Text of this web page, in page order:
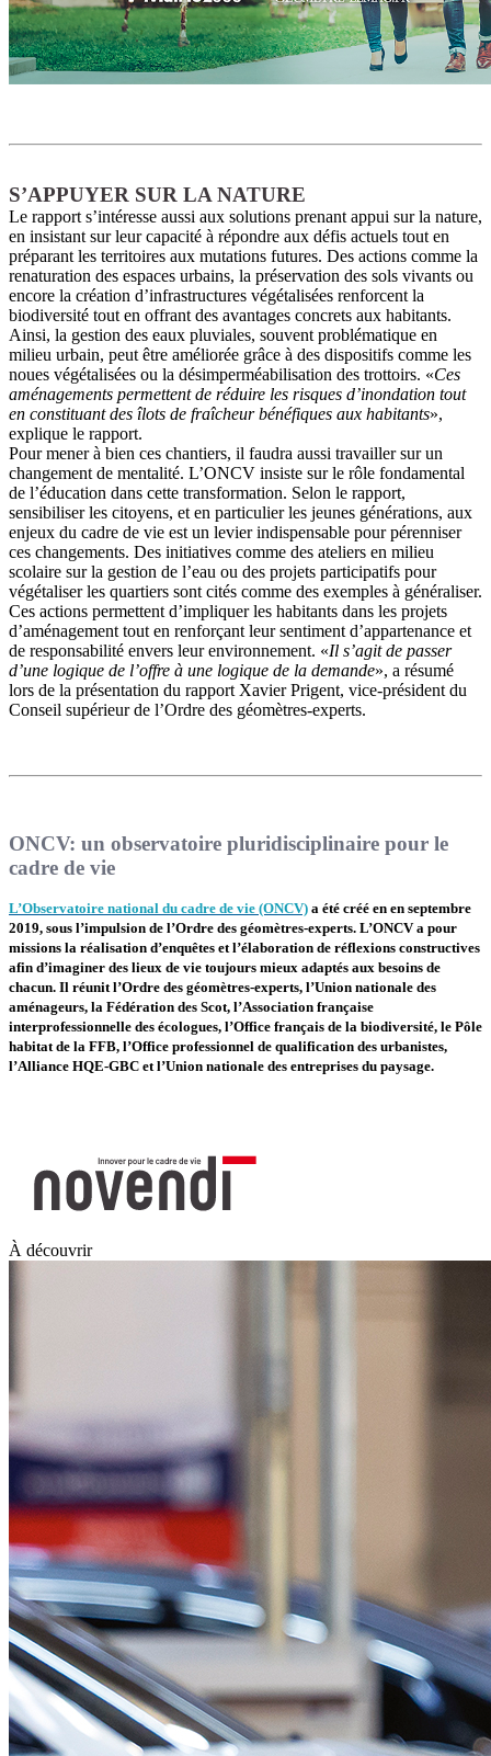
S’APPUYER SUR LA NATURE
Le rapport s’intéresse aussi aux solutions prenant appui sur la nature,
en insistant sur leur capacité à répondre aux défis actuels tout en
préparant les territoires aux mutations futures. Des actions comme la
renaturation des espaces urbains, la préservation des sols vivants ou
encore la création d’infrastructures végétalisées renforcent la
biodiversité tout en offrant des avantages concrets aux habitants.
Ainsi, la gestion des eaux pluviales, souvent problématique en
milieu urbain, peut être améliorée grâce à des dispositifs comme les
noues végétalisées ou la désimperméabilisation des trottoirs. «Ces
aménagements permettent de réduire les risques d’inondation tout
en constituant des îlots de fraîcheur bénéfiques aux habitants»,
explique le rapport.
Pour mener à bien ces chantiers, il faudra aussi travailler sur un
changement de mentalité. L’ONCV insiste sur le rôle fondamental
de l’éducation dans cette transformation. Selon le rapport,
sensibiliser les citoyens, et en particulier les jeunes générations, aux
enjeux du cadre de vie est un levier indispensable pour pérenniser
ces changements. Des initiatives comme des ateliers en milieu
scolaire sur la gestion de l’eau ou des projets participatifs pour
végétaliser les quartiers sont cités comme des exemples à généraliser.
Ces actions permettent d’impliquer les habitants dans les projets
d’aménagement tout en renforçant leur sentiment d’appartenance et
de responsabilité envers leur environnement. «Il s’agit de passer
d’une logique de l’offre à une logique de la demande», a résumé
lors de la présentation du rapport Xavier Prigent, vice-président du
Conseil supérieur de l’Ordre des géomètres-experts.
ONCV: un observatoire pluridisciplinaire pour le
cadre de vie
L’Observatoire national du cadre de vie (ONCV) a été créé en en septembre
2019, sous l’impulsion de l’Ordre des géomètres-experts. L’ONCV a pour
missions la réalisation d’enquêtes et l’élaboration de réflexions constructives
afin d’imaginer des lieux de vie toujours mieux adaptés aux besoins de
chacun. Il réunit l’Ordre des géomètres-experts, l’Union nationale des
aménageurs, la Fédération des Scot, l’Association française
interprofessionnelle des écologues, l’Office français de la biodiversité, le Pôle
habitat de la FFB, l’Office professionnel de qualification des urbanistes,
l’Alliance HQE-GBC et l’Union nationale des entreprises du paysage.
À découvrir